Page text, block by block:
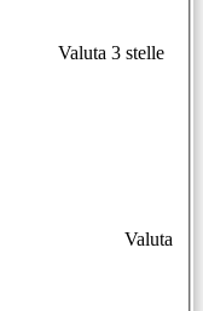
Valuta 3 stelle
Valuta